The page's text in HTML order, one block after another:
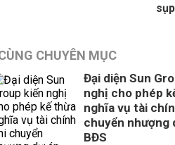
CHUYÊN MỤC
Đại diện Sun
nghị cho phép
nghĩa vụ tài
chuyển nhượng
BĐS